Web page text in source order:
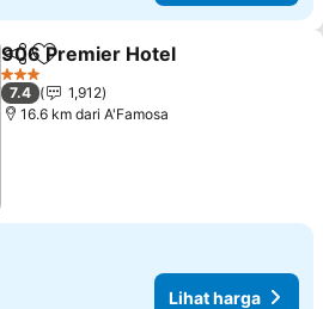
KongsiTambah ke favorit
906 Premier Hotel
3 Bintang
7.4
1,912
16.6 km dari A'Famosa
Lihat harga